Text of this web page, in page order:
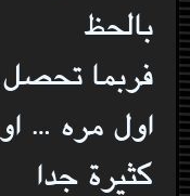
بالحظ
فربما
اول مره …
كثيرة جدا